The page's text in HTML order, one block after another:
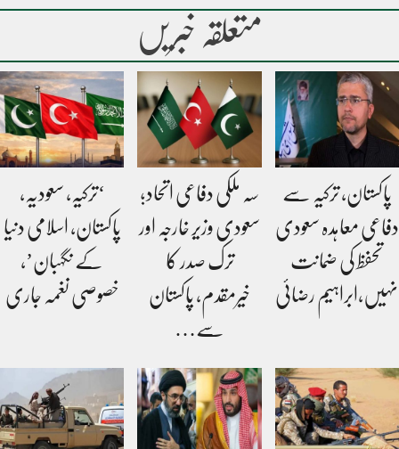
متعلقہ خبریں
پاکستان، ترکیہ سے
دفاعی معاہدہ سعودی
تحفظ کی ضمانت
نہیں،ابراہیم رضائی
سہ ملکی دفاعی اتحاد؛
سعودی وزیر خارجہ اور
ترک صدر کا
خیرمقدم، پاکستان
سے…
‘ترکیہ، سعودیہ،
پاکستان، اسلامی دنیا
کے نگہبان’،
خصوصی نغمہ جاری